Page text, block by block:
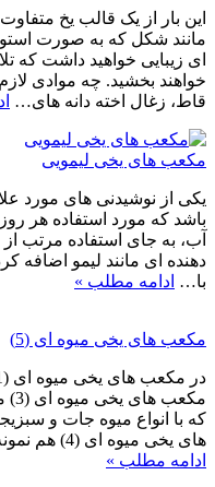
این بار از یک قالب یخ
مانند شکل که به صورت
ای زیبایی خواهید داشت که
قاط، زغال اخته دانه های…
مکعب های یخی لیمویی
یکی از نوشیدنی های مورد
باشد که مورد استفاده هر
آب، به جای استفاده مرتب
دهنده ای مانند لیمو اضافه
با… ادامه مطلب »
مکعب های یخی میوه ای (5)
که با انواع میوه جات و
های یخی میوه ای (4) هم نمونه هایی برای درست کردن این قالب…
ادامه مطلب »